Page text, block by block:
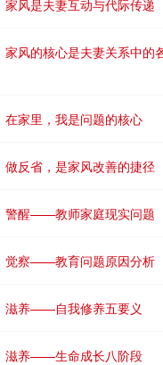
风是夫妻互动与代际传递
风的核心是夫妻关系中的
在家里，我是问题的核心
做反省，是家风改善的捷径
警醒——教师家庭现实问题
觉察——教育问题原因分析
滋养——自我修养五要义
滋养——生命成长八阶段